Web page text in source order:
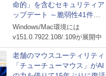
命的」を含むセキュリティア
ップデート ～脆弱性41件に
対処
Windows/Mac環境には
v151.0.7922.108/.109が展開中
老舗のマウスユーティリティ
「チューチューマウス」がAI